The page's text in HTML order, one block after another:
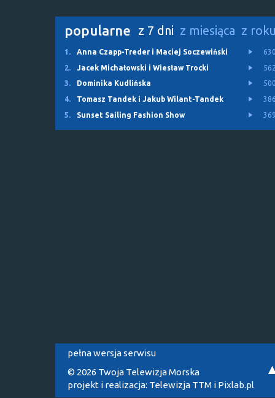
popularne z 7 dni z miesiąca z
1. Anna Czapp-Treder i Maciej Soczewiński
2.
Jacek Michałowski i Wiesław Trocki
3.
Dominika Kudlińska
4.
Tomasz Tandek i Jakub Wilant-Tandek
5.
Sunset Sailing Fashion Show
pełna wersja serwisu
© 2026 Twoja Telewizja Morska
projekt i realizacja: Telewizja TTM i Pixlab.pl